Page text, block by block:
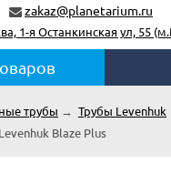
zakaz@planetarium.ru
1-я Останкинская ул, 55
трубы → Трубы Levenhuk
Blaze Plus